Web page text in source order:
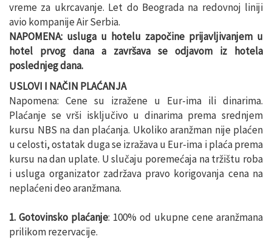
vreme za ukrcavanje. Let do Beograda na redovnoj liniji
avio kompanije Air Serbia.
NAPOMENA: usluga u hotelu započine prijavljivanjem u
hotel prvog dana a završava se odjavom iz hotela
poslednjeg dana.
USLOVI I NAČIN PLAĆANJA
Napomena: Cene su izražene u Eur-ima ili dinarima.
Plaćanje se vrši isključivo u dinarima prema srednjem
kursu NBS na dan plaćanja. Ukoliko aranžman nije plaćen
u celosti, ostatak duga se izražava u Eur-ima i plaća prema
kursu na dan uplate. U slučaju poremećaja na tržištu roba
i usluga organizator zadržava pravo korigovanja cena na
neplaćeni deo aranžmana.
1. Gotovinsko plaćanje: 100% od ukupne cene aranžmana
prilikom rezervacije.